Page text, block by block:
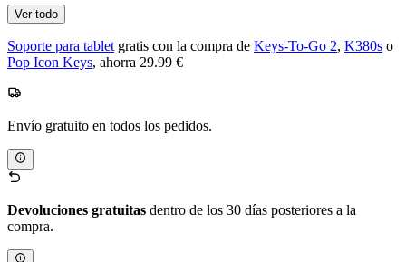
Ver todo
Soporte para tablet gratis con la compra de Keys-To-Go 2, K380s o
Pop Icon Keys, ahorra 29.99 €
Envío gratuito en todos los pedidos.
Devoluciones gratuitas dentro de los 30 días posteriores a la
compra.